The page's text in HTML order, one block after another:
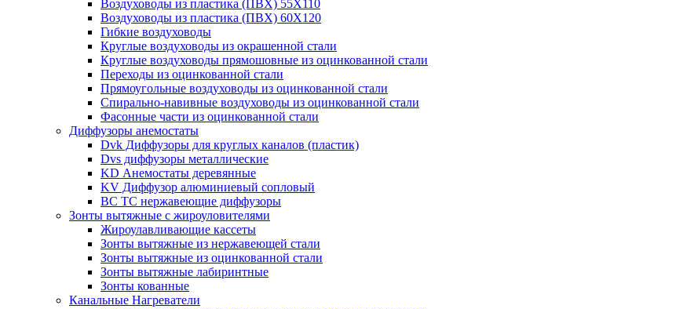
Воздуховоды из пластика (ПВХ) 55Х110
Воздуховоды из пластика (ПВХ) 60Х120
Гибкие воздуховоды
Круглые воздуховоды из окрашенной стали
Круглые воздуховоды прямошовные из оцинкованной стали
Переходы из оцинкованной стали
Прямоугольные воздуховоды из оцинкованной стали
Спирально-навивные воздуховоды из оцинкованной стали
Фасонные части из оцинкованной стали
Диффузоры анемостаты
Dvk Диффузоры для круглых каналов (пластик)
Dvs диффузоры металлические
KD Анемостаты деревянные
KV Диффузор алюминиевый сопловый
ВС ТС нержавеющие диффузоры
Зонты вытяжные с жироуловителями
Жироулавливающие кассеты
Зонты вытяжные из нержавеющей стали
Зонты вытяжные из оцинкованной стали
Зонты вытяжные лабиринтные
Зонты кованные
Канальные Нагреватели